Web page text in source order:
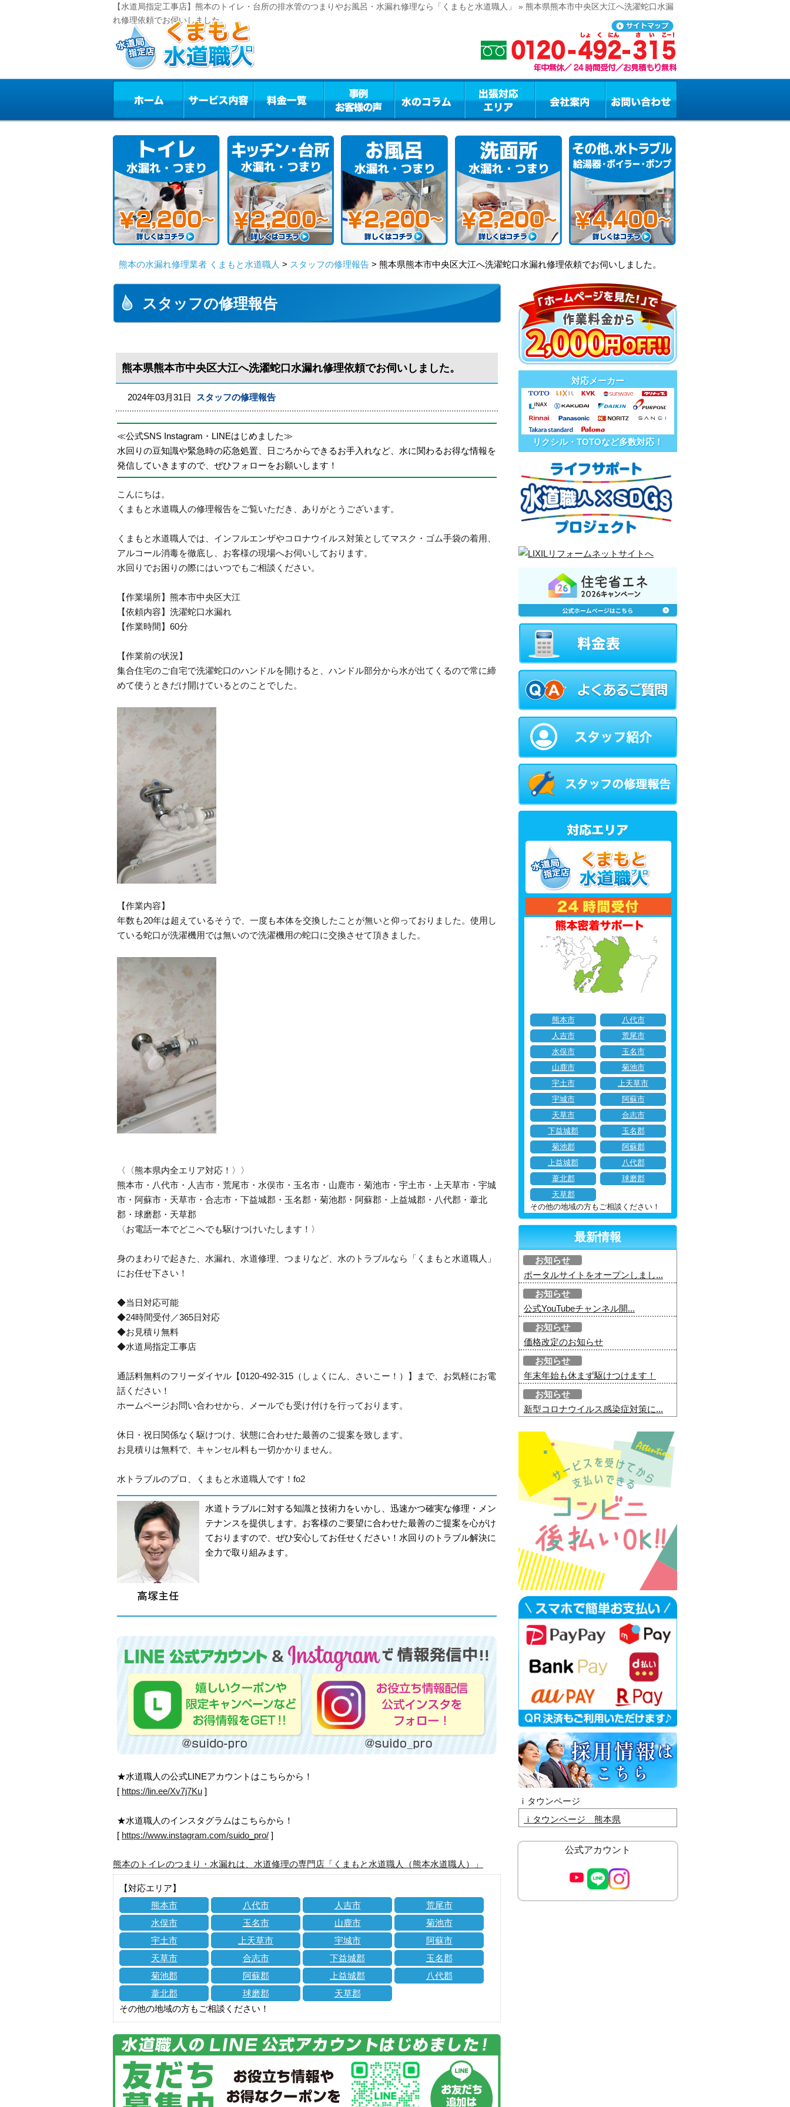
【水道局指定工事店】熊本のトイレ・台所の排水管のつまりやお風呂・水漏れ修理なら「くまもと水道職人」 » 熊本県熊本市中央区大江へ洗濯蛇口水漏
れ修理依頼でお伺いしました。
熊本の水漏れ修理業者 くまもと水道職人 > スタッフの修理報告 > 熊本県熊本市中央区大江へ洗濯蛇口水漏れ修理依頼でお伺いしました。
スタッフの修理報告
熊本県熊本市中央区大江へ洗濯蛇口水漏れ修理依頼でお伺いしました。
2024年03月31日 スタッフの修理報告
≪公式SNS Instagram・LINEはじめました≫
水回りの豆知識や緊急時の応急処置、日ごろからできるお手入れなど、水に関わるお得な情報を
発信していきますので、ぜひフォローをお願いします！
こんにちは。
くまもと水道職人の修理報告をご覧いただき、ありがとうございます。
くまもと水道職人では、インフルエンザやコロナウイルス対策としてマスク・ゴム手袋の着用、
アルコール消毒を徹底し、お客様の現場へお伺いしております。
水回りでお困りの際にはいつでもご相談ください。
【作業場所】熊本市中央区大江
【依頼内容】洗濯蛇口水漏れ
【作業時間】60分
【作業前の状況】
集合住宅のご自宅で洗濯蛇口のハンドルを開けると、ハンドル部分から水が出てくるので常に締
めて使うときだけ開けているとのことでした。
【作業内容】
年数も20年は超えているそうで、一度も本体を交換したことが無いと仰っておりました。使用し
ている蛇口が洗濯機用では無いので洗濯機用の蛇口に交換させて頂きました。
〈〈熊本県内全エリア対応！〉〉
熊本市・八代市・人吉市・荒尾市・水俣市・玉名市・山鹿市・菊池市・宇土市・上天草市・宇城
市・阿蘇市・天草市・合志市・下益城郡・玉名郡・菊池郡・阿蘇郡・上益城郡・八代郡・葦北
郡・球磨郡・天草郡
〈お電話一本でどこへでも駆けつけいたします！〉
身のまわりで起きた、水漏れ、水道修理、つまりなど、水のトラブルなら「くまもと水道職人」
にお任せ下さい！
◆当日対応可能
◆24時間受付／365日対応
◆お見積り無料
◆水道局指定工事店
通話料無料のフリーダイヤル【0120-492-315（しょくにん、さいこー！）】まで、お気軽にお電
話ください！
ホームページお問い合わせから、メールでも受け付けを行っております。
休日・祝日関係なく駆けつけ、状態に合わせた最善のご提案を致します。
お見積りは無料で、キャンセル料も一切かかりません。
水トラブルのプロ、くまもと水道職人です！fo2
水道トラブルに対する知識と技術力をいかし、迅速かつ確実な修理・メン
テナンスを提供します。お客様のご要望に合わせた最善のご提案を心がけ
ておりますので、ぜひ安心してお任せください！水回りのトラブル解決に
全力で取り組みます。
★水道職人の公式LINEアカウントはこちらから！
[ https://lin.ee/Xv7j7Ku ]
★水道職人のインスタグラムはこちらから！
[ https://www.instagram.com/suido_pro/ ]
熊本のトイレのつまり・水漏れは、水道修理の専門店「くまもと水道職人（熊本水道職人）」
【対応エリア】
熊本市
八代市 人吉市
荒尾市
水俣市
玉名市 山鹿市
菊池市
宇土市
上天草市 宇城市
阿蘇市
天草市
合志市 下益城郡
玉名郡
菊池郡
阿蘇郡 上益城郡
八代郡
葦北郡
球磨郡
天草郡
その他の地域の方もご相談ください！
対応メーカー
リクシル・TOTOなど多数対応！
熊本市
八代市
人吉市
荒尾市
水俣市
玉名市
山鹿市
菊池市
宇土市
上天草市
宇城市
阿蘇市
天草市
合志市
下益城郡
玉名郡
菊池郡
阿蘇郡
上益城郡
八代郡
葦北郡
球磨郡
天草郡
その他の地域の方もご相談ください！
最新情報
お知らせ
ポータルサイトをオープンしまし...
お知らせ
公式YouTubeチャンネル開...
お知らせ
価格改定のお知らせ
お知らせ
年末年始も休まず駆けつけます！
お知らせ
新型コロナウイルス感染症対策に...
ｉタウンページ
ｉタウンページ 熊本県
公式アカウント